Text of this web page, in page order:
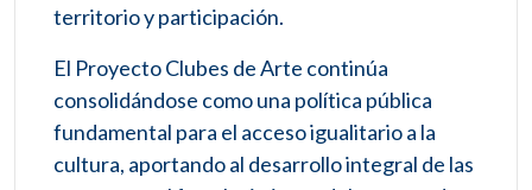
territorio y participación.
El Proyecto Clubes de Arte continúa
consolidándose como una política pública
fundamental para el acceso igualitario a la
cultura, aportando al desarrollo integral de las